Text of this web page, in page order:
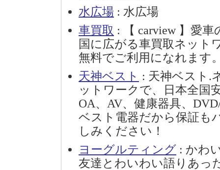
水広場 : 水広場
車買取 : 【 carview 】愛
国に広がる車買取ネット
無料でご利用になれます
天神ベスト : 天神ベスト.
ットワークで、日本全国
OA、AV、健康器具、
ベスト電器だから保証も
しみください！
ヨーグルティング : かわ
友達とわいわい語りあっ